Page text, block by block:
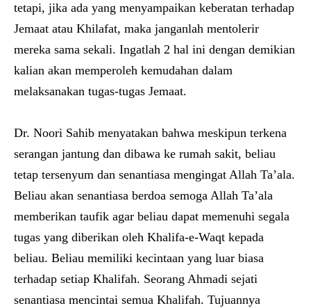
tetapi, jika ada yang menyampaikan keberatan terhadap
Jemaat atau Khilafat, maka janganlah mentolerir
mereka sama sekali. Ingatlah 2 hal ini dengan demikian
kalian akan memperoleh kemudahan dalam
melaksanakan tugas-tugas Jemaat.
Dr. Noori Sahib menyatakan bahwa meskipun terkena
serangan jantung dan dibawa ke rumah sakit, beliau
tetap tersenyum dan senantiasa mengingat Allah Ta’ala.
Beliau akan senantiasa berdoa semoga Allah Ta’ala
memberikan taufik agar beliau dapat memenuhi segala
tugas yang diberikan oleh Khalifa-e-Waqt kepada
beliau. Beliau memiliki kecintaan yang luar biasa
terhadap setiap Khalifah. Seorang Ahmadi sejati
senantiasa mencintai semua Khalifah. Tujuannya